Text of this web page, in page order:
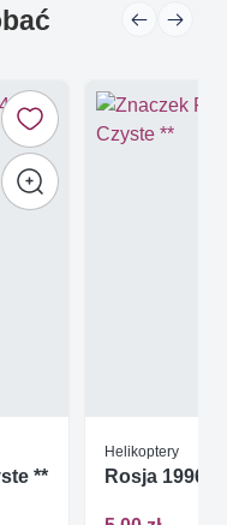
**
Helikoptery
Rosja 1996